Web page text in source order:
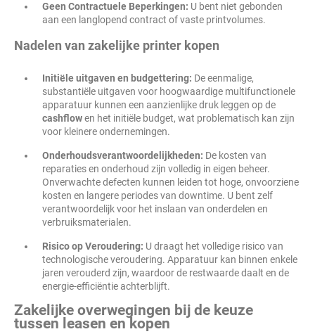
Geen Contractuele Beperkingen: U bent niet gebonden
aan een langlopend contract of vaste printvolumes.
Nadelen van zakelijke printer kopen
Initiële uitgaven en budgettering: De eenmalige,
substantiële uitgaven voor hoogwaardige multifunctionele
apparatuur kunnen een aanzienlijke druk leggen op de
cashflowen het initiële budget, wat problematisch kan zijn
voor kleinere ondernemingen.
Onderhoudsverantwoordelijkheden: De kosten van
reparaties en onderhoud zijn volledig in eigen beheer.
Onverwachte defecten kunnen leiden tot hoge, onvoorziene
kosten en langere periodes van downtime. U bent zelf
verantwoordelijk voor het inslaan van onderdelen en
verbruiksmaterialen.
Risico op Veroudering: U draagt het volledige risico van
technologische veroudering. Apparatuur kan binnen enkele
jaren verouderd zijn, waardoor de restwaarde daalt en de
energie-efficiëntie achterblijft.
Zakelijke overwegingen bij de keuze
tussen leasen en kopen